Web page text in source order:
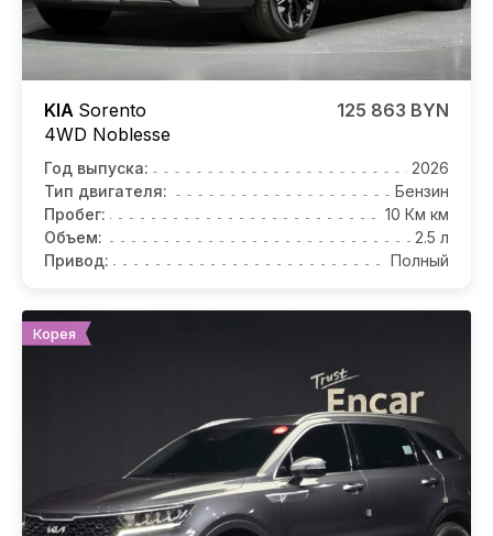
KIA Sorento
4WD Noblesse
125 863 BYN
Год выпуска:
2026
Тип двигателя:
Бензин
Пробег:
10 Км км
Объем:
2.5 л
Привод:
Полный
Корея